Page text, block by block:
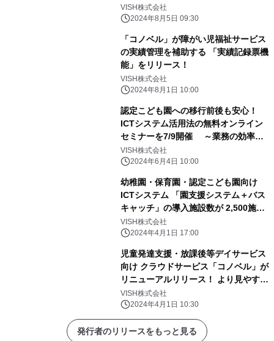
破
VISH株式会社
2024年8月5日 09:30
「コノベル」が障がい児福祉サービス
の実績管理を補助する 「実績記録票機
能」をリリース！
VISH株式会社
2024年8月1日 10:00
認定こども園への移行前後も安心！
ICTシステム活用法の無料オンライン
セミナーを7/9開催 ～業務の効率
化・負担軽減を目指して～
VISH株式会社
2024年6月4日 10:00
幼稚園・保育園・認定こども園向け
ICTシステム 「園支援システム＋バス
キャッチ」の導入施設数が 2,500施設
を突破！
VISH株式会社
2024年4月1日 17:00
児童発達支援・放課後等デイサービス
向け クラウドサービス「コノベル」が
リニューアルリリース！ より見やす
く、快適に使いやすく！
VISH株式会社
2024年4月1日 10:30
発行者のリリースをもっと見る